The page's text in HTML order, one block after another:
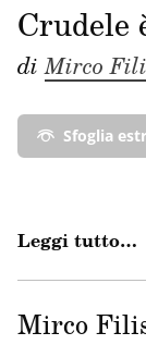
Crudele
diMirco
Sfoglia
Leggi tutto…
Mirco